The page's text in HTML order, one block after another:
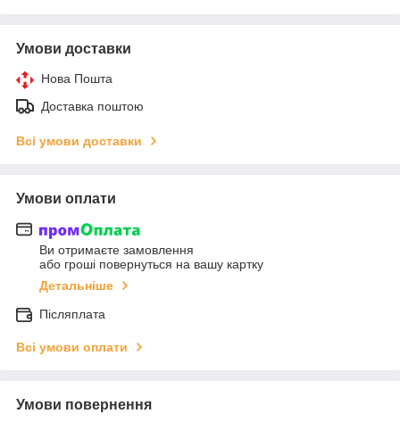
Умови доставки
Нова Пошта
Доставка поштою
Всі умови доставки
Умови оплати
Ви отримаєте замовлення
або гроші повернуться на вашу картку
Детальніше
Післяплата
Всі умови оплати
Умови повернення